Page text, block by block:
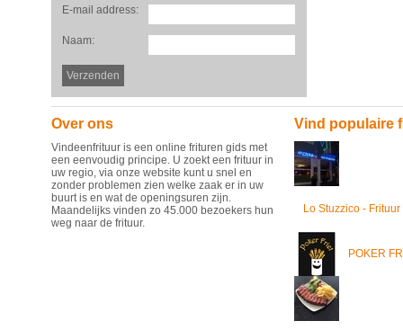
E-mail address:
Naam:
Over ons
Vindeenfrituur is een online frituren gids met
een eenvoudig principe. U zoekt een frituur in
uw regio, via onze website kunt u snel en
zonder problemen zien welke zaak er in uw
buurt is en wat de openingsuren zijn.
Maandelijks vinden zo 45.000 bezoekers hun
weg naar de frituur.
Vind populaire
Lo Stuzzico -
POKER